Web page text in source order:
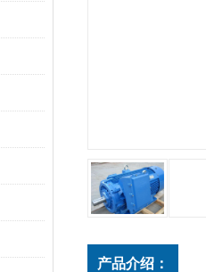
产品介绍：